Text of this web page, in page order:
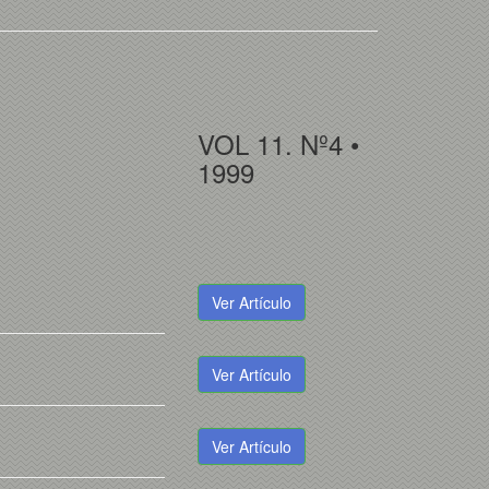
VOL 11. Nº4 •
1999
Ver Artículo
Ver Artículo
Ver Artículo